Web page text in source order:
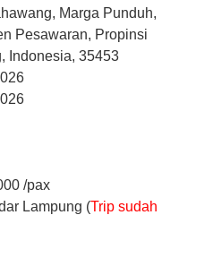
Marga Punduh,
Pesawaran, Propinsi
Indonesia, 35453
/pax
Lampung (Trip sudah